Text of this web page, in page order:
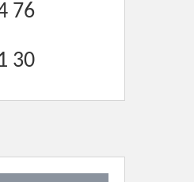
76
30